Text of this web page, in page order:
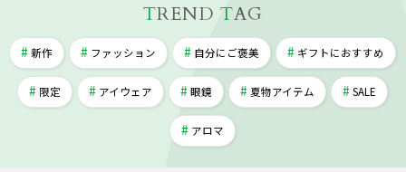
TREND TAG
新作 ファッション 自分にご褒美 ギフトにおすすめ
限定 アイウェア 眼鏡 夏物アイテム SALE
アロマ